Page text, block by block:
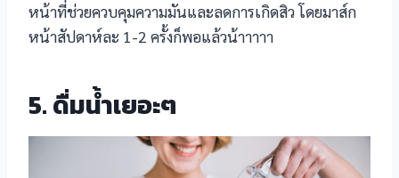
หน้าที่ช่วยควบคุมความมันและลดการเกิดสิว โดยมาส์ก
หน้าสัปดาห์ละ 1-2 ครั้งก็พอแล้วน้าาาาา
5. ดื่มน้ำเยอะๆ